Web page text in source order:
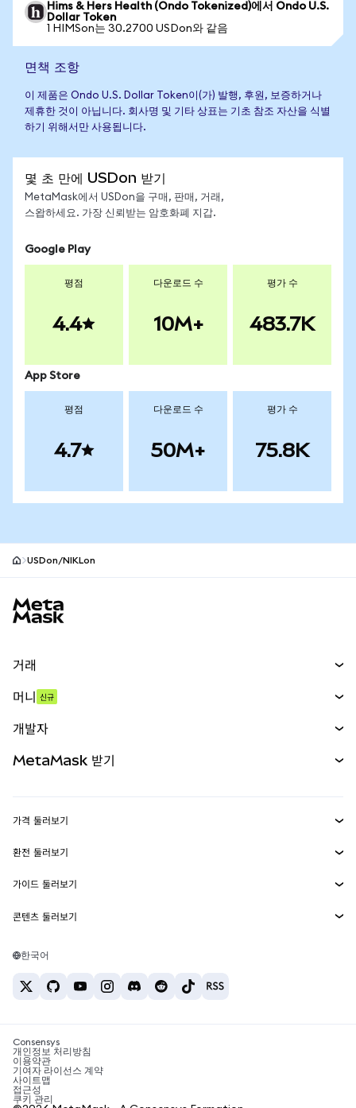
Hims & Hers Health (Ondo Tokenized)에서 Ondo U.S.
Dollar Token
1 HIMSon는 30.2700 USDon와 같음
면책 조항
이 제품은 Ondo U.S. Dollar Token이(가) 발행, 후원, 보증하거나
제휴한 것이 아닙니다. 회사명 및 기타 상표는 기초 참조 자산을 식별
하기 위해서만 사용됩니다.
몇 초 만에 USDon 받기
MetaMask에서 USDon을 구매, 판매, 거래,
스왑하세요. 가장 신뢰받는 암호화폐 지갑.
Google Play
평점
4.4
다운로드 수
10M+
평가 수
483.7K
App Store
평점
4.7
다운로드 수
50M+
평가 수
75.8K
USDon/NIKLon
거래
무기한 선물
실물자산
머니 신규
개발자
MetaMask Connect
Snaps
웹3 서비스
MetaMask 받기
보안
고객 지원
채용
가격 둘러보기
이더리움 가격
솔라나 가격
테더 가격
환전 둘러보기
ETH를 USD로 환전
USDT를 INR로 환전
BTC를 INR로 환전
ETH를 USDT로 환전
가이드 둘러보기
ETH 매수
USDT 매수
SHIB 매수
BNB 매수
콘텐츠 둘러보기
솔라나 지갑
암호화폐 세금 뉴스
암호화폐 매수 방법
비트코인 매도 방법
한국어
Consensys
개인정보 처리방침
이용약관
기여자 라이선스 계약
사이트맵
접근성
쿠키 관리